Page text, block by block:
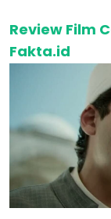
Review Film
Fakta.id